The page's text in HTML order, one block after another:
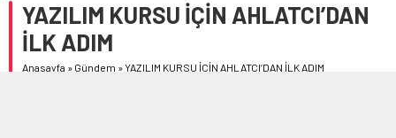
YAZILIM KURSU İÇİN AHLATCI’DAN
İLK ADIM
Anasayfa » Gündem »YAZILIM KURSU İÇİN AHLATCI’DAN İLK ADIM